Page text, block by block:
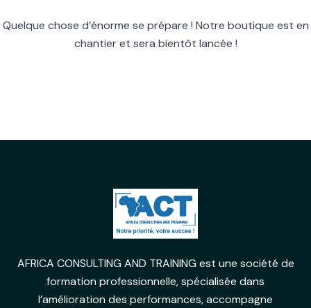
Quelque chose d’énorme se prépare ! Notre boutique est en
chantier et sera bientôt lancée !
AFRICA CONSULTING AND TRAINING est une société de
formation professionnelle, spécialisée dans
l’amélioration des performances, accompagne